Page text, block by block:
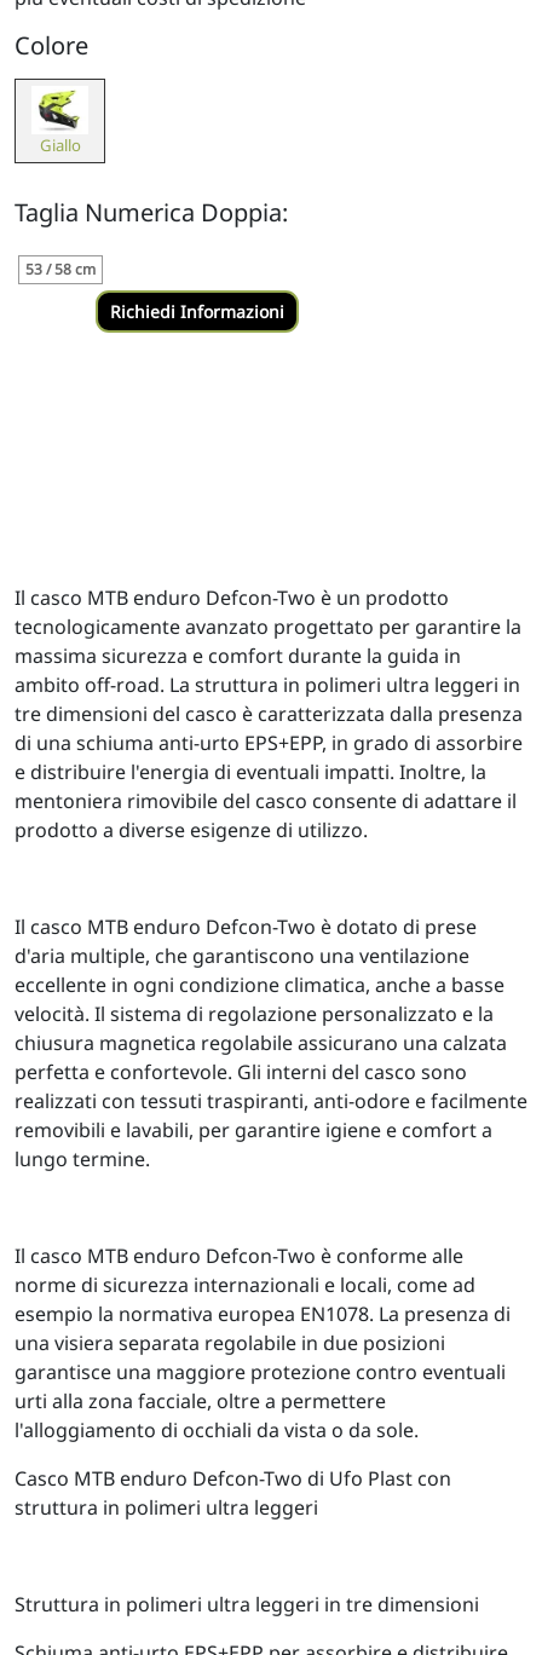
Colore
Giallo
Taglia Numerica Doppia:
53 / 58 cm
Il casco MTB enduro Defcon-Two è un prodotto
tecnologicamente avanzato progettato per garantire la
massima sicurezza e comfort durante la guida in
ambito off-road. La struttura in polimeri ultra leggeri in
tre dimensioni del casco è caratterizzata dalla presenza
di una schiuma anti-urto EPS+EPP, in grado di assorbire
e distribuire l'energia di eventuali impatti. Inoltre, la
mentoniera rimovibile del casco consente di adattare il
prodotto a diverse esigenze di utilizzo.
Il casco MTB enduro Defcon-Two è dotato di prese
d'aria multiple, che garantiscono una ventilazione
eccellente in ogni condizione climatica, anche a basse
velocità. Il sistema di regolazione personalizzato e la
chiusura magnetica regolabile assicurano una calzata
perfetta e confortevole. Gli interni del casco sono
realizzati con tessuti traspiranti, anti-odore e facilmente
removibili e lavabili, per garantire igiene e comfort a
lungo termine.
Il casco MTB enduro Defcon-Two è conforme alle
norme di sicurezza internazionali e locali, come ad
esempio la normativa europea EN1078. La presenza di
una visiera separata regolabile in due posizioni
garantisce una maggiore protezione contro eventuali
urti alla zona facciale, oltre a permettere
l'alloggiamento di occhiali da vista o da sole.
Casco MTB enduro Defcon-Two di Ufo Plast con
struttura in polimeri ultra leggeri
Struttura in polimeri ultra leggeri in tre dimensioni